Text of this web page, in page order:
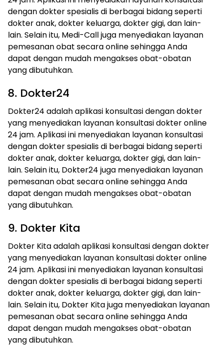
dengan dokter spesialis di berbagai bidang seperti
dokter anak, dokter keluarga, dokter gigi, dan lain-
lain. Selain itu, Medi-Call juga menyediakan layanan
pemesanan obat secara online sehingga Anda
dapat dengan mudah mengakses obat-obatan
yang dibutuhkan.
8. Dokter24
Dokter24 adalah aplikasi konsultasi dengan dokter
yang menyediakan layanan konsultasi dokter online
24 jam. Aplikasi ini menyediakan layanan konsultasi
dengan dokter spesialis di berbagai bidang seperti
dokter anak, dokter keluarga, dokter gigi, dan lain-
lain. Selain itu, Dokter24 juga menyediakan layanan
pemesanan obat secara online sehingga Anda
dapat dengan mudah mengakses obat-obatan
yang dibutuhkan.
9. Dokter Kita
Dokter Kita adalah aplikasi konsultasi dengan dokter
yang menyediakan layanan konsultasi dokter online
24 jam. Aplikasi ini menyediakan layanan konsultasi
dengan dokter spesialis di berbagai bidang seperti
dokter anak, dokter keluarga, dokter gigi, dan lain-
lain. Selain itu, Dokter Kita juga menyediakan layanan
pemesanan obat secara online sehingga Anda
dapat dengan mudah mengakses obat-obatan
yang dibutuhkan.